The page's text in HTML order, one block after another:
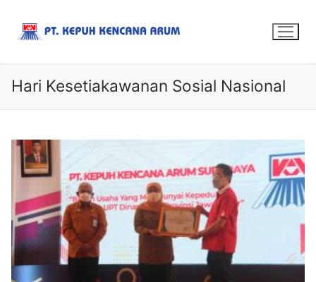
Hari Kesetiakawanan Sosial Nasional